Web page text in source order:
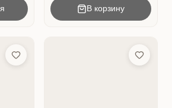
В корзину
Add to Wish List Add to